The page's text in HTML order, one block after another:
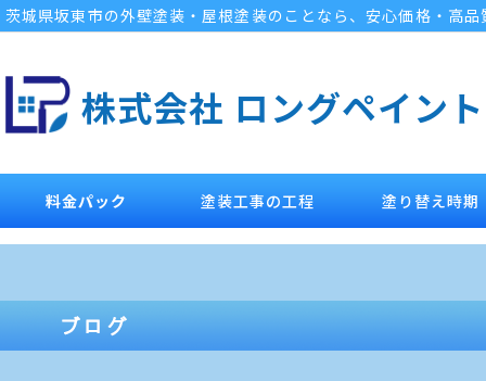
茨城県坂東市の外壁塗装・屋根塗装のことなら、安心価格・高
株式会社 ロングペイント
料金パック 塗装工事の工程 塗り替え時期